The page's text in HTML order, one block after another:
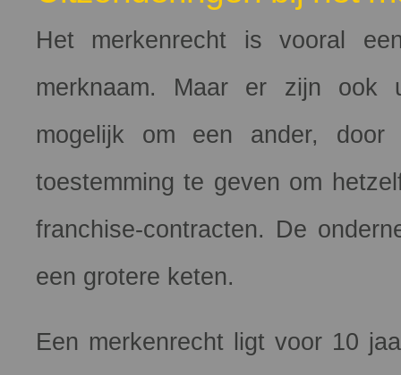
Het merkenrecht is vooral
merknaam. Maar er zijn ook
mogelijk om een ander, door
toestemming te geven om
franchise-contracten. De
een grotere keten.
Een merkenrecht ligt voor 10